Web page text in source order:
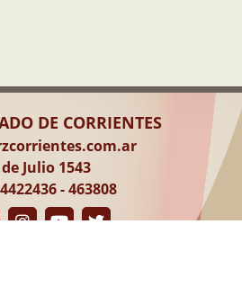
DE CORRIENTES
Julio 1543
- 463808